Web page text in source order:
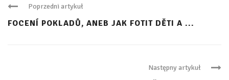
Poprzedni artykuł
FOCENÍ POKLADŮ, ANEB JAK FOTIT DĚTI A ...
Następny artykuł